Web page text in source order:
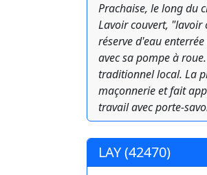
Prachaise, le long du
Lavoir couvert,
réserve d'eau
avec sa pompe à
traditionnel local. La
maçonnerie et fait
travail avec porte-
LAY (42470)